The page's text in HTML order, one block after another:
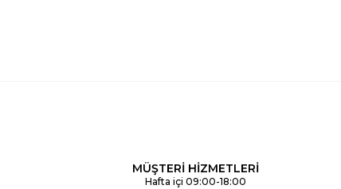
MÜŞTERİ HİZMETLERİ
Hafta içi 09:00-18:00